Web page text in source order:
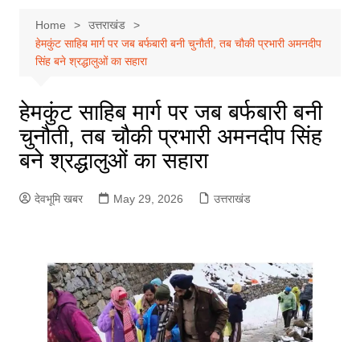
Home
उत्तराखंड
हेमकुंट साहिब मार्ग पर जब बर्फबारी बनी चुनौती, तब चौकी प्रभारी अमनदीप
सिंह बने श्रद्धालुओं का सहारा
हेमकुंट साहिब मार्ग पर जब बर्फबारी बनी
चुनौती, तब चौकी प्रभारी अमनदीप सिंह
बने श्रद्धालुओं का सहारा
देवभूमि खबर May 29, 2026 उत्तराखंड